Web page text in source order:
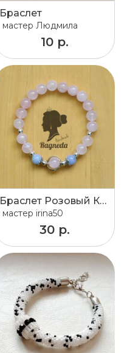
Браслет
мастер Людмила
10 р.
Браслет Розовый Кварц
мастер irina50
30 р.